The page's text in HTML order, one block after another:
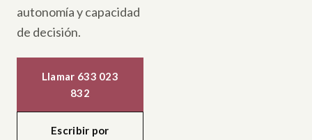
autonomía y capacidad
de decisión.
Llamar 633 023
832
Escribir por